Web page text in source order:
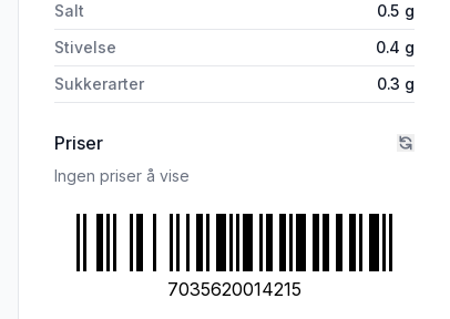
Salt
0.5 g
Stivelse
0.4 g
Sukkerarter
0.3 g
Priser
Ingen priser å vise
7035620014215